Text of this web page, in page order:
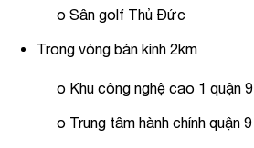
o Sân golf Thủ Đức
Trong vòng bán kính 2km
o Khu công nghệ cao 1 quận 9
o Trung tâm hành chính quận 9